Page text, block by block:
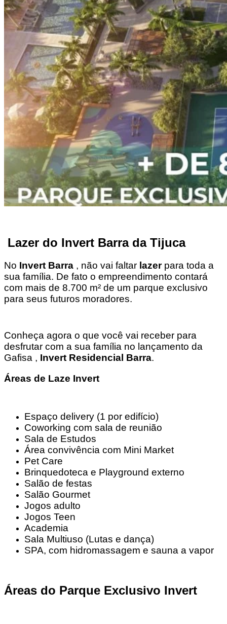
Lazer do Invert Barra da Tijuca
No Invert Barra , não vai faltar lazerpara toda a
sua família. De fato o empreendimento contará
com mais de 8.700 m² de um parque exclusivo
para seus futuros moradores.
Conheça agora o que você vai receber para
desfrutar com a sua família no lançamento da
Gafisa , Invert Residencial Barra.
Áreas de Laze Invert
Espaço delivery (1 por edifício)
Coworking com sala de reunião
Sala de Estudos
Área convivência com Mini Market
Pet Care
Brinquedoteca e Playground externo
Salão de festas
Salão Gourmet
Jogos adulto
Jogos Teen
Academia
Sala Multiuso (Lutas e dança)
SPA, com hidromassagem e sauna a vapor
Áreas do Parque Exclusivo Invert